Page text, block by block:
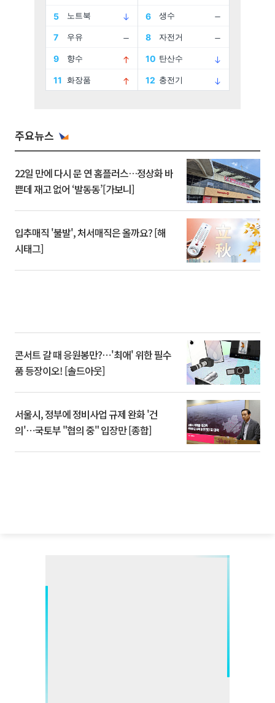
주요뉴스
22일 만에 다시 문 연 홈플러스…정상화 바
쁜데 재고 없어 ‘발동동’[가보니]
입추매직 '불발', 처서매직은 올까요? [해
시태그]
콘서트 갈 때 응원봉만?⋯'최애' 위한 필수
품 등장이오! [솔드아웃]
서울시, 정부에 정비사업 규제 완화 '건
의'⋯국토부 "협의 중" 입장만 [종합]